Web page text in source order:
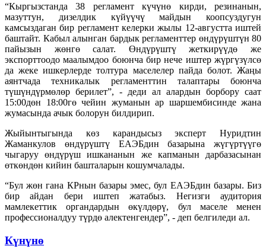
“Кыргызстанда 38 регламент күчүнө кирди, резинанын,
мазуттун, дизелдик күйүүчү майдын коопсуздугун
камсыздаган бир регламент келерки жылы 12-августта иштей
баштайт. Кабыл алынган бардык регламенттер өндүрүштүн 80
пайызын жөнгө салат. Өндүрүштү жеткирүүдө же
экспорттоодо маалымдоо боюнча бир нече иштер жүргүзүлсө
да жеке ишкерлерде толтура маселелер пайда болот. Жаңы
аянтчада техникалык регламенттин талаптары боюнча
түшүндүрмөлөр берилет”, - деди ал алардын борбору саат
15:00дөн 18:00гө чейин жуманын ар шаршембисинде жана
жумасында ачык болорун билдирип.
Жыйынтыгында көз карандысыз эксперт Нуридтин
Жаманкулов өндүрүштү ЕАЭБдин базарына жүгүртүүгө
чыгаруу өндүрүш ишкананын же капманын дарбазасынан
өткөндөн кийин башталарын кошумчалады.
“Бул жөн гана КРнын базары эмес, бул ЕАЭБдин базары. Биз
бир айдан бери иштеп жатабыз. Негизги аудитория
мамлекеттик органдардын өкүлдөрү, бул маселе менен
профессионалдуу түрдө алектенгендер”, - деп белгиледи ал.
Күнүнө